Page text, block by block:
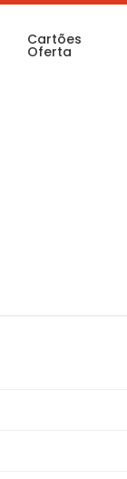
Cartões
Oferta